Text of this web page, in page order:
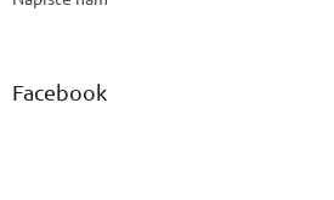
Facebook